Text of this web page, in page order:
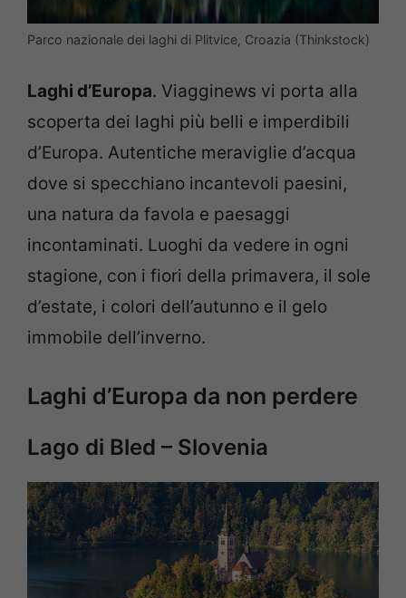
Parco nazionale dei laghi di Plitvice, Croazia (Thinkstock)
Laghi d’Europa. Viagginews vi porta alla
scoperta dei laghi più belli e imperdibili
d’Europa. Autentiche meraviglie d’acqua
dove si specchiano incantevoli paesini,
una natura da favola e paesaggi
incontaminati. Luoghi da vedere in ogni
stagione, con i fiori della primavera, il sole
d’estate, i colori dell’autunno e il gelo
immobile dell’inverno.
Laghi d’Europa da non perdere
Lago di Bled – Slovenia